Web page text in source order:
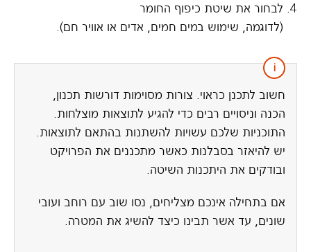
4. לבחור את שיטת כיפוף החומר
(לדוגמה, שימוש במים חמים, אדים או אוויר חם).
חשוב לתכנן כראוי. צורות מסוימות דורשות תכנון,
הכנה וניסויים רבים כדי להגיע לתוצאות מוצלחות.
התוכניות שלכם עשויות להשתנות בהתאם לתוצאות.
יש להיאזר בסבלנות כאשר מתכננים את הפרויקט
ובודקים את היתכנות השיטה.
אם בתחילה אינכם מצליחים, נסו שוב עם רוחב ועובי
שונים, עד אשר תבינו כיצד להשיג את המטרה.